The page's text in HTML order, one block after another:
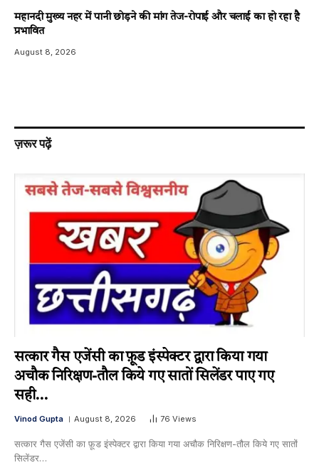
महानदी मुख्य नहर में पानी छोड़ने की मांग तेज-रोपाई और चलाई का हो रहा है
प्रभावित
August 8, 2026
ज़रूर पढ़ें
सत्कार गैस एजेंसी का फ़ूड इंस्पेक्टर द्वारा किया गया
अचौक निरिक्षण-तौल किये गए सातों सिलेंडर पाए गए
सही…
Vinod Gupta August 8, 2026 76 Views
सत्कार गैस एजेंसी का फ़ूड इंस्पेक्टर द्वारा किया गया अचौक निरिक्षण-तौल किये गए सातों
सिलेंडर…